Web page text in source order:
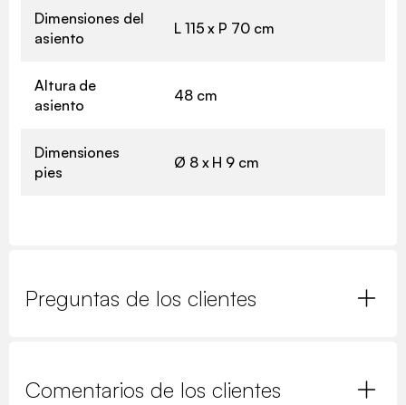
Dimensiones del
asiento
L 115 x P 70 cm
Altura de
asiento
48 cm
Dimensiones
pies
Ø 8 x H 9 cm
Preguntas de los clientes
Comentarios de los clientes